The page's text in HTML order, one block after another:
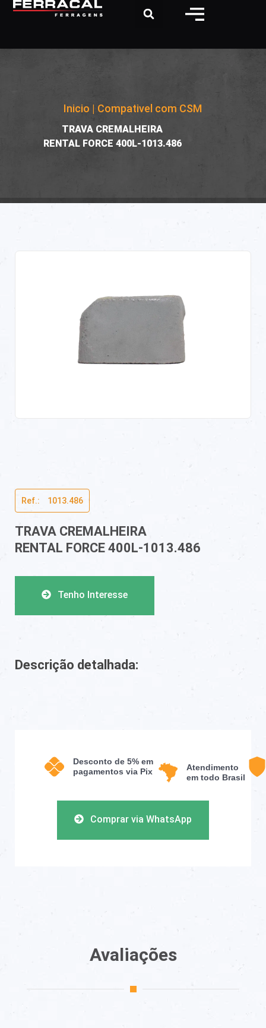
Inicio | Compativel com CSM
TRAVA CREMALHEIRA
RENTAL FORCE 400L-1013.486
Ref.:ﾠ1013.486
TRAVA CREMALHEIRA
RENTAL FORCE 400L-1013.486
Tenho Interesse
Descrição detalhada:
Comprar via WhatsApp
Desconto de 5% em
pagamentos via Pix
Atendimento
em todo Brasil
Avaliações